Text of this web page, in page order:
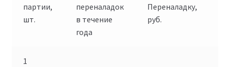
партии,
шт.
переналадок
в течение
года
Переналадку,
руб.
1